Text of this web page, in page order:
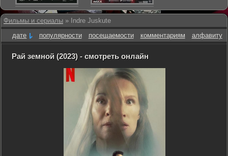
Фильмы и сериалы » Indre Juskute
дате
популярности посещаемости комментариям алфавиту
Рай земной (2023) - смотреть онлайн